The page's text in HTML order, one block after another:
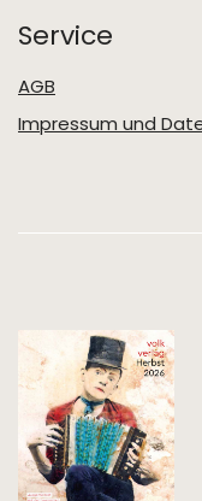
Service
AGB
Impressum und